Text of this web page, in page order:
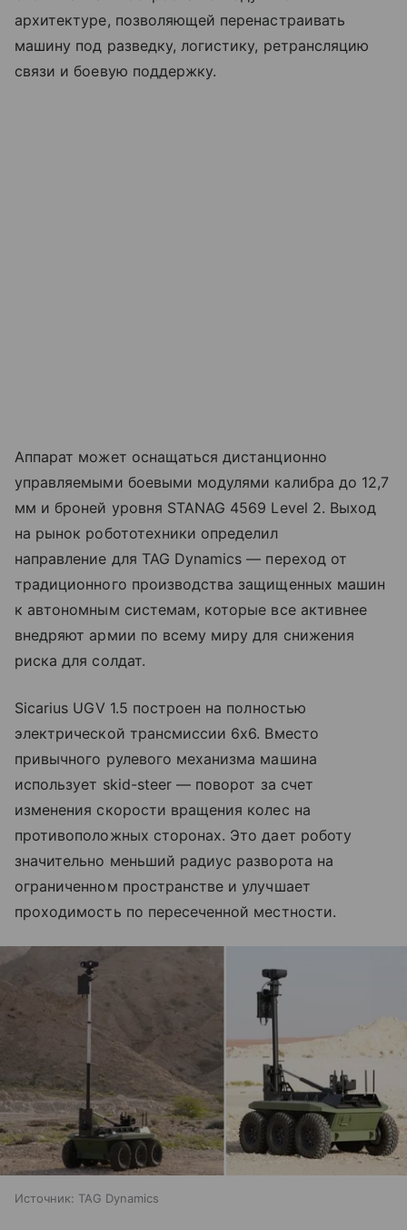
архитектуре, позволяющей перенастраивать
машину под разведку, логистику, ретрансляцию
связи и боевую поддержку.
Аппарат может оснащаться дистанционно
управляемыми боевыми модулями калибра до 12,7
мм и броней уровня STANAG 4569 Level 2. Выход
на рынок робототехники определил
направление для TAG Dynamics — переход от
традиционного производства защищенных машин
к автономным системам, которые все активнее
внедряют армии по всему миру для снижения
риска для солдат.
Sicarius UGV 1.5 построен на полностью
электрической трансмиссии 6x6. Вместо
привычного рулевого механизма машина
использует skid-steer — поворот за счет
изменения скорости вращения колес на
противоположных сторонах. Это дает роботу
значительно меньший радиус разворота на
ограниченном пространстве и улучшает
проходимость по пересеченной местности.
Источник: TAG Dynamics